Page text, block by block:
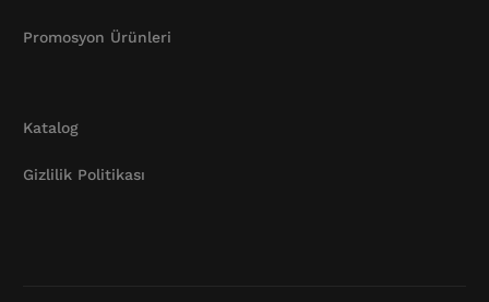
Promosyon Ürünleri
Katalog
Gizlilik Politikası